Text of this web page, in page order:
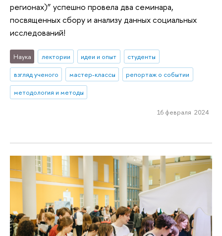
регионах)” успешно провела два семинара,
посвященных сбору и анализу данных социальных
исследований!
Наука лектории идеи и опыт
студенты
взгляд ученого
мастер-классы
репортаж о событии
методология и методы
16 февраля 2024